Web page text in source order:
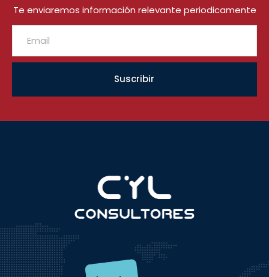
Te enviaremos información relevante periodicamente
Suscribir